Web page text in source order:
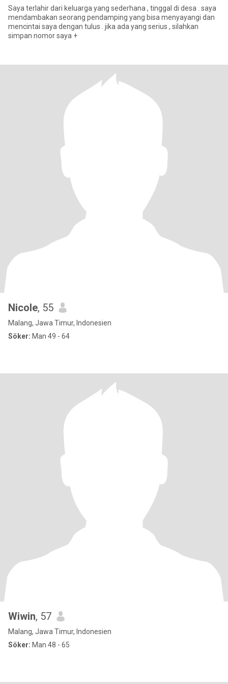
Saya terlahir dari keluarga yang sederhana , tinggal di desa . saya
mendambakan seorang pendamping yang bisa menyayangi dan
mencintai saya dengan tulus . jika ada yang serius , silahkan
simpan nomor saya +
Nicole, 55
Malang, Jawa Timur, Indonesien
Söker: Man 49 - 64
Wiwin, 57
Malang, Jawa Timur, Indonesien
Söker: Man 48 - 65